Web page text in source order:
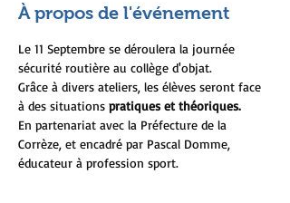
À propos de l'événement
Le 11 Septembre se déroulera la journée
sécurité routière au collège d'objat.
Grâce à divers ateliers, les élèves seront face
à des situations pratiques et théoriques.
En partenariat avec la Préfecture de la
Corrèze, et encadré par Pascal Domme,
éducateur à profession sport.